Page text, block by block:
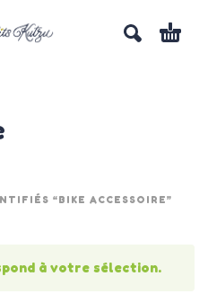
“BIKE ACCESSOIRE”
à votre sélection.